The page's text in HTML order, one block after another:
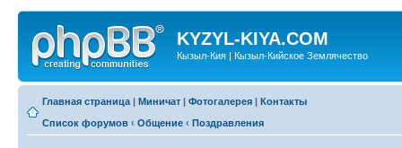
KYZYL-KIYA.COM
Кызыл-Кия | Кызыл-Кийское Землячество
Главная страница | Миничат | Фотогалерея | Контакты
Список форумов ‹ Общение ‹ Поздравления